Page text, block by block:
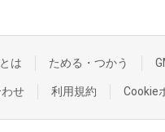
は ためる・つかう
せ 利用規約 Cookie